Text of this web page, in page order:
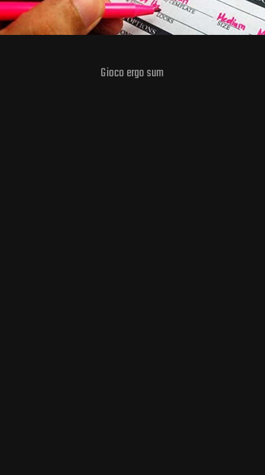
Gioco ergo sum